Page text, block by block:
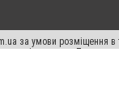
за умови
якості джерела.